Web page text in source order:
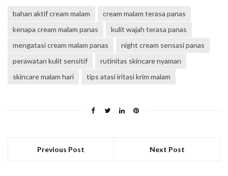
bahan aktif cream malam
cream malam terasa panas
kenapa cream malam panas
kulit wajah terasa panas
mengatasi cream malam panas
night cream sensasi panas
perawatan kulit sensitif
rutinitas skincare nyaman
skincare malam hari
tips atasi iritasi krim malam
Previous Post Next Post